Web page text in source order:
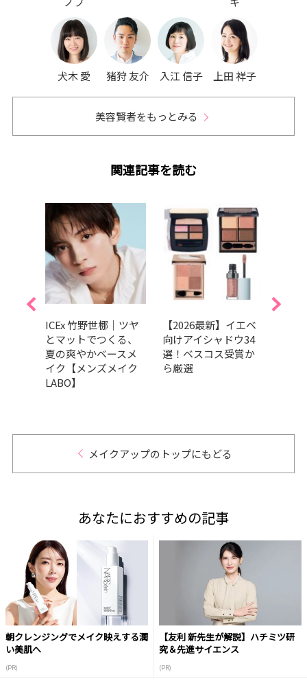
犬木 愛 猪狩 友介 入江 信子 上田 祥子
美容賢者をもっとみる
関連記事を読む
ICEx 竹野世梛｜ツヤ
とマットでつくる、
夏の爽やかベースメ
イク【メンズメイク
LABO】
【2026最新】イエベ
向けアイシャドウ34
選！ベスコス受賞か
ら厳選
メイクアップのトップにもどる
あなたにおすすめの記事
朝クレンジングでメイク映えする潤
い美肌へ
(PR)
【友利 新先生が解説】ハチミツ研
究＆先進サイエンス
(PR)